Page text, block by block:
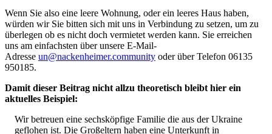
Wenn Sie also eine leere Wohnung, oder ein leeres Haus haben,
würden wir Sie bitten sich mit uns in Verbindung zu setzen, um zu
überlegen ob es nicht doch vermietet werden kann. Sie erreichen
uns am einfachsten über unsere E-Mail-
Adresse un@nackenheimer.community oder über Telefon 06135
950185.
Damit dieser Beitrag nicht allzu theoretisch bleibt hier ein
aktuelles Beispiel:
Wir betreuen eine sechsköpfige Familie die aus der Ukraine
geflohen ist. Die Großeltern haben eine Unterkunft in